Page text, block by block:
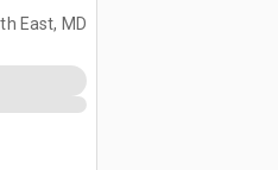
(Unused)
East, MD